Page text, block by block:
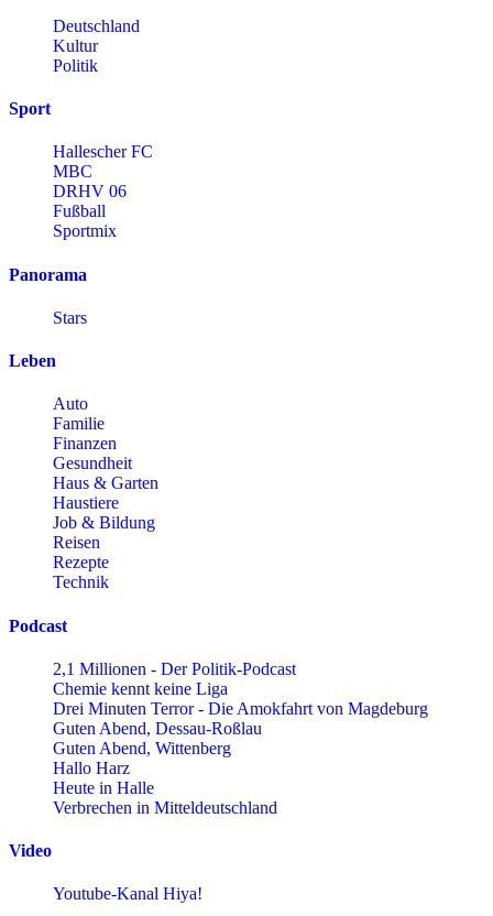
Deutschland
Kultur
Politik
Sport
Hallescher FC
MBC
DRHV 06
Fußball
Sportmix
Panorama
Stars
Leben
Auto
Familie
Finanzen
Gesundheit
Haus & Garten
Haustiere
Job & Bildung
Reisen
Rezepte
Technik
Podcast
2,1 Millionen - Der Politik-Podcast
Chemie kennt keine Liga
Drei Minuten Terror - Die Amokfahrt von Magdeburg
Guten Abend, Dessau-Roßlau
Guten Abend, Wittenberg
Hallo Harz
Heute in Halle
Verbrechen in Mitteldeutschland
Video
Youtube-Kanal Hiya!